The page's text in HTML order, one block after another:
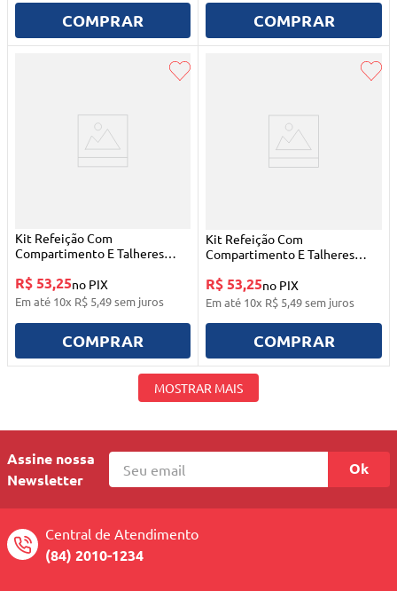
COMPRAR COMPRAR
Kit Refeição Com
Compartimento E Talheres
R$ 53,25no PIX
Em até 10x R$ 5,49sem juros
COMPRAR
Kit Refeição Com
Compartimento E Talheres
R$ 53,25no PIX
Em até 10x R$ 5,49sem juros
COMPRAR
MOSTRAR MAIS
Assine nossa
Newsletter
Ok
Central de Atendimento
(84) 2010-1234